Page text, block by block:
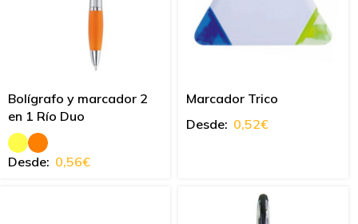
Bolígrafo y marcador 2
en 1 Río Duo
Desde: 0,56€
Marcador Trico
Desde: 0,52€